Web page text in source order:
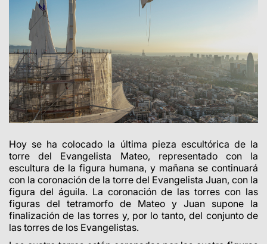
Hoy se ha colocado la última pieza escultórica de la
torre del Evangelista Mateo, representado con la
escultura de la figura humana, y mañana se continuará
con la coronación de la torre del Evangelista Juan, con la
figura del águila. La coronación de las torres con las
figuras del tetramorfo de Mateo y Juan supone la
finalización de las torres y, por lo tanto, del conjunto de
las torres de los Evangelistas.